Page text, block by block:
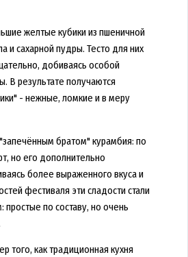
желтые кубики из пшеничной
и сахарной пудры. Тесто для них
добиваясь особой
В результате получаются
- нежные, ломкие и в меру
братом" курамбия: по
но его дополнительно
более выраженного вкуса и
фестиваля эти сладости стали
по составу, но очень
того, как традиционная кухня